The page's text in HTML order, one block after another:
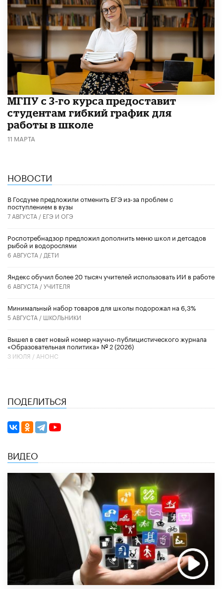
МГПУ с 3-го курса предоставит
студентам гибкий график для
работы в школе
11 МАРТА
НОВОСТИ
В Госдуме предложили отменить ЕГЭ из-за проблем с
поступлением в вузы
7 АВГУСТА / ЕГЭ И ОГЭ
Роспотребнадзор предложил дополнить меню школ и детсадов
рыбой и водорослями
6 АВГУСТА / ДЕТИ
​Яндекс обучил более 20 тысяч учителей использовать ИИ в работе
6 АВГУСТА /УЧИТЕЛЯ
Минимальный набор товаров для школы подорожал на 6,3%
5 АВГУСТА / ШКОЛЬНИКИ
Вышел в свет новый номер научно-публицистического журнала
«Образовательная политика» № 2 (2026)
3 ИЮЛЯ / АНОНС
ПОДЕЛИТЬСЯ
ВИДЕО